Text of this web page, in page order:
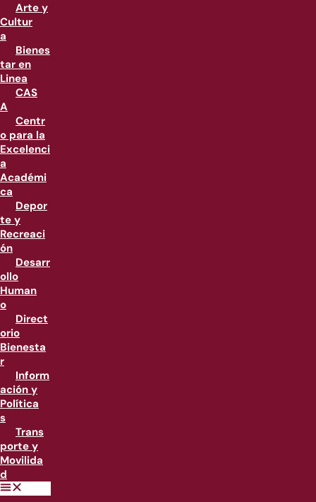
Arte y
Cultur
a
Bienes
tar en
Linea
CAS
A
Centr
o para la
Excelenci
a
Académi
ca
Depor
te y
Recreaci
ón
Desarr
ollo
Human
o
Direct
orio
Bienesta
r
Inform
ación y
Política
s
Trans
porte y
Movilida
d